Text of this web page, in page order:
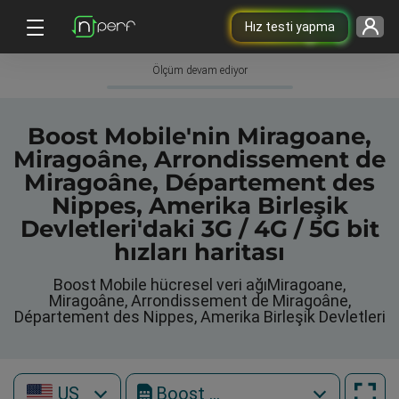
Hız testi yapma
Ölçüm devam ediyor
Boost Mobile'nin Miragoane,
Miragoâne, Arrondissement de
Miragoâne, Département des
Nippes, Amerika Birleşik
Devletleri'daki 3G / 4G / 5G bit
hızları haritası
Boost Mobile hücresel veri ağıMiragoane,
Miragoâne, Arrondissement de Miragoâne,
Département des Nippes, Amerika Birleşik Devletleri
US Boost Mobile